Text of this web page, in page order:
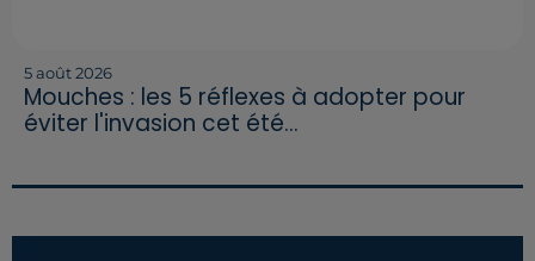
5 août 2026
Mouches : les 5 réflexes à adopter pour
éviter l'invasion cet été...